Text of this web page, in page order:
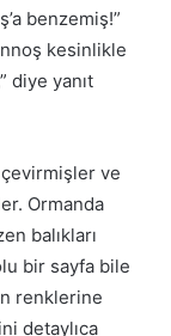
benzemiş!”
kesinlikle
diye yanıt
çevirmişler ve
Ormanda
balıkları
bir sayfa bile
renklerine
detaylıca